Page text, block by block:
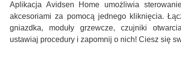
Aplikacja Avidsen Home umożliwia
akcesoriami za pomocą jednego kliknięcia.
gniazdka, moduły grzewcze, czujniki
ustawiaj procedury i zapomnij o nich! Ciesz się